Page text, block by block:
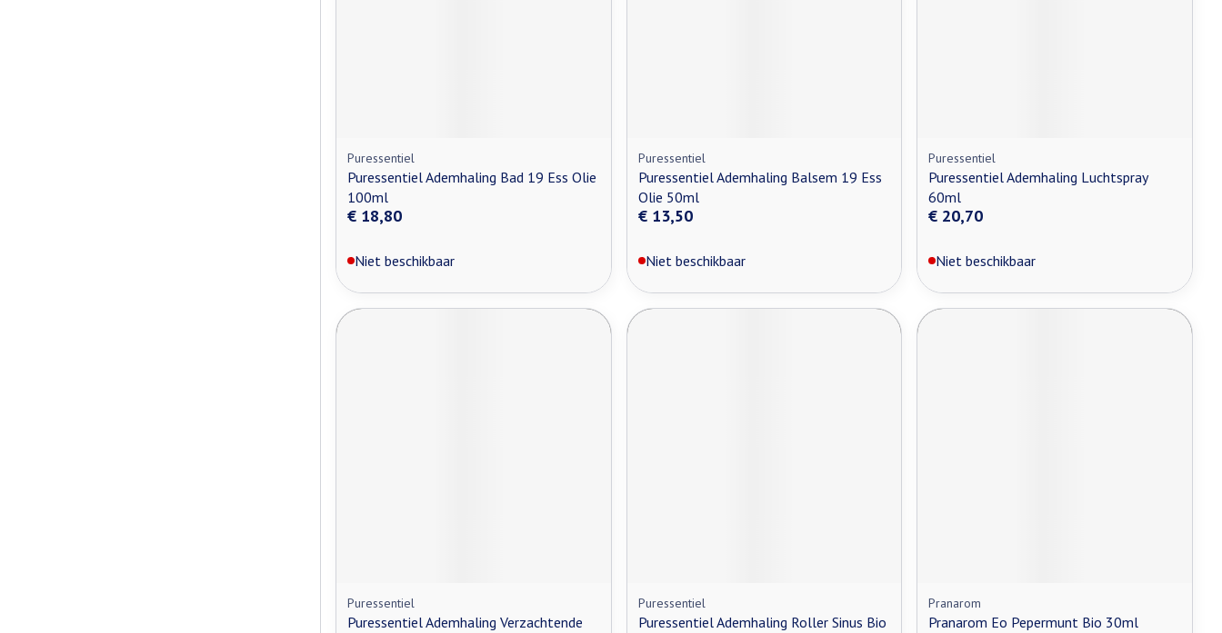
Puressentiel
Puressentiel Ademhaling Bad 19 Ess Olie
100ml
€ 18,80
Niet beschikbaar
Puressentiel
Puressentiel Ademhaling Balsem 19 Ess
Olie 50ml
€ 13,50
Niet beschikbaar
Puressentiel
Puressentiel Ademhaling Luchtspray
60ml
€ 20,70
Niet beschikbaar
Puressentiel
Puressentiel Ademhaling Verzachtende
Puressentiel
Puressentiel Ademhaling Roller Sinus Bio
Pranarom
Pranarom Eo Pepermunt Bio 30ml